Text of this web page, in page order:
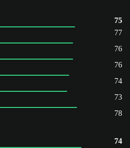
75
77
76
76
74
73
78
74